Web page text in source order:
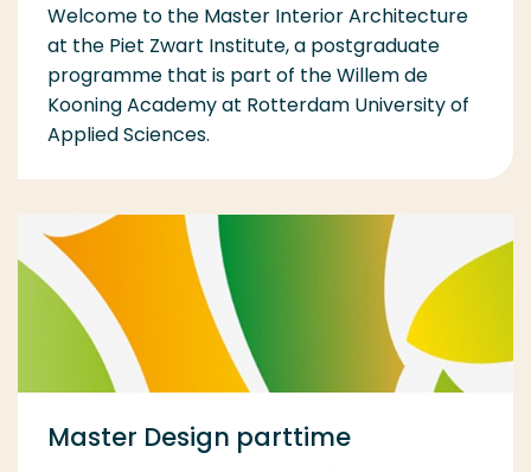
Welcome to the Master Interior Architecture
at the Piet Zwart Institute, a postgraduate
programme that is part of the Willem de
Kooning Academy at Rotterdam University of
Applied Sciences.
Master Design parttime